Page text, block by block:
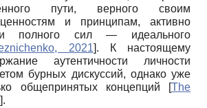
пути, верного своим
и принципам, активно
и полного сил — идеального
2021]. К настоящему
аутентичности личности
бурных дискуссий, однако уже
общепринятых концепций
[The
].